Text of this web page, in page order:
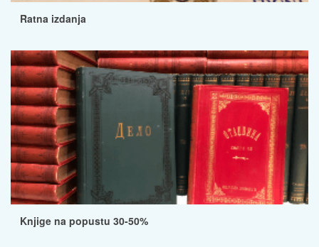
Ratna izdanja
Knjige na popustu 30-50%